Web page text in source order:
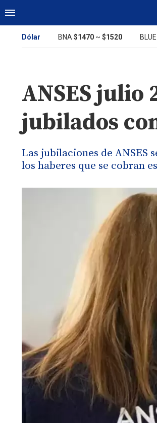
Dólar BNA $1470 ~ $1520 BLUE
ANSES julio
jubilados
Las jubilaciones de ANSES
los haberes que se cobran